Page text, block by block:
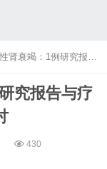
1例研究报告与疗效观察 | 个案探讨
究报告与疗
430